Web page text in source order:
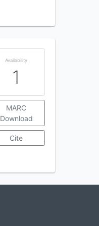
Availability
1
MARC
Download
Cite